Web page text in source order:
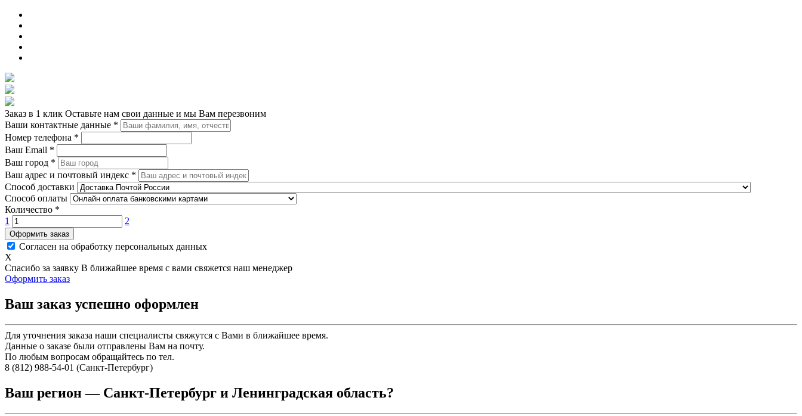
Заказ в 1 клик Оставьте нам свои данные и мы Вам перезвоним
Ваши контактные данные *
Номер телефона *
Ваш Email *
Ваш город *
Ваш адрес и почтовый индекс *
Способ доставки
Способ оплаты
Количество *
1
2
Оформить заказ
Согласен на обработку персональных данных
X
Спасибо за заявку В ближайшее время с вами свяжется наш менеджер
Оформить заказ
Ваш заказ успешно оформлен
Для уточнения заказа наши специалисты свяжутся с Вами в ближайшее время.
Данные о заказе были отправлены Вам на почту.
По любым вопросам обращайтесь по тел.
8 (812) 988-54-01 (Санкт-Петербург)
Ваш регион — Санкт-Петербург и Ленинградская область?